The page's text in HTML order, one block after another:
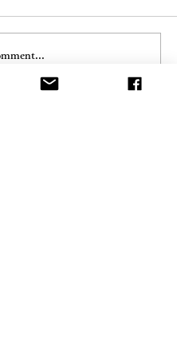
の情報誌『ダン』
Awaji World